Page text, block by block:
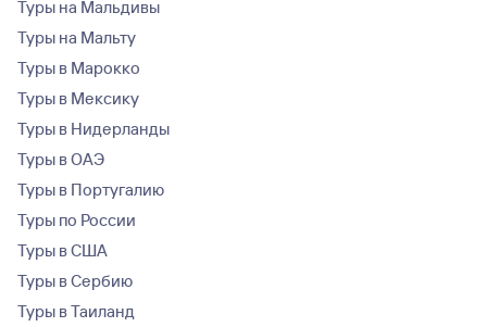
Туры на Мальдивы
Туры на Мальту
Туры в Марокко
Туры в Мексику
Туры в Нидерланды
Туры в ОАЭ
Туры в Португалию
Туры по России
Туры в США
Туры в Сербию
Туры в Таиланд